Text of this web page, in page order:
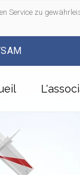
Service zu